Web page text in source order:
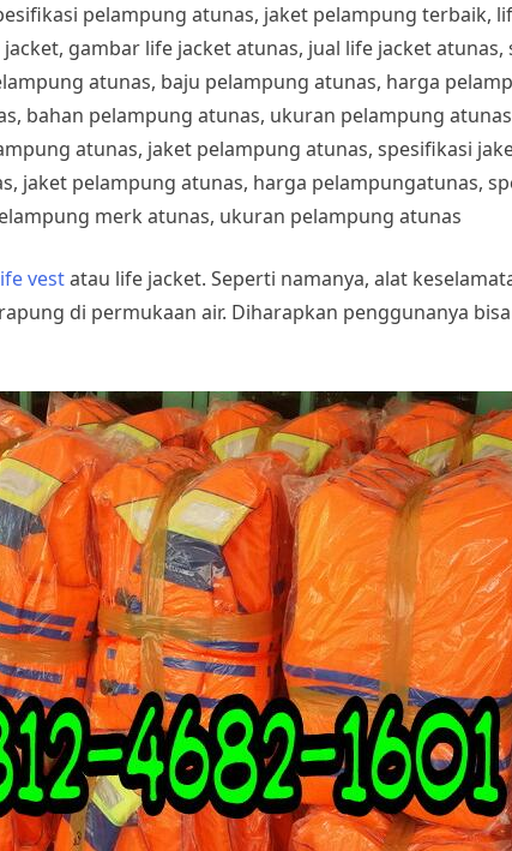
pelampung atunas, jaket pelampung terbaik,
gambar life jacket atunas, jual life jacket
atunas, baju pelampung atunas, harga
bahan pelampung atunas, ukuran pelampung
atunas, jaket pelampung atunas, spesifikasi
jaket pelampung atunas, harga pelampungatunas,
merk atunas, ukuran pelampung atunas
vestatau life jacket. Seperti namanya, alat
di permukaan air. Diharapkan penggunanya